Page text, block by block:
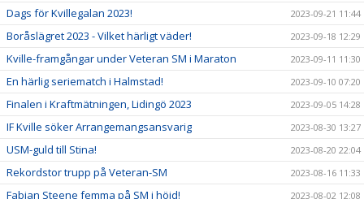
Dags för Kvillegalan 2023! 2023-09-21 11:44
Boråslägret 2023 - Vilket härligt väder! 2023-09-18 12:29
Kville-framgångar under Veteran SM i Maraton 2023-09-11 11:30
En härlig seriematch i Halmstad! 2023-09-10 07:20
Finalen i Kraftmätningen, Lidingö 2023 2023-09-05 14:28
IF Kville söker Arrangemangsansvarig 2023-08-30 13:27
USM-guld till Stina! 2023-08-20 22:04
Rekordstor trupp på Veteran-SM 2023-08-16 11:33
Fabian Steene femma på SM i höjd! 2023-08-02 12:08